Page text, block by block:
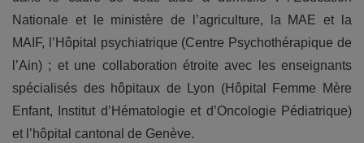
Nationale et le ministère de l’agriculture, la MAE et la
MAIF, l’Hôpital psychiatrique (Centre Psychothérapique de
l’Ain) ; et une collaboration étroite avec les enseignants
spécialisés des hôpitaux de Lyon (Hôpital Femme Mère
Enfant, Institut d’Hématologie et d’Oncologie Pédiatrique)
et l’hôpital cantonal de Genève.